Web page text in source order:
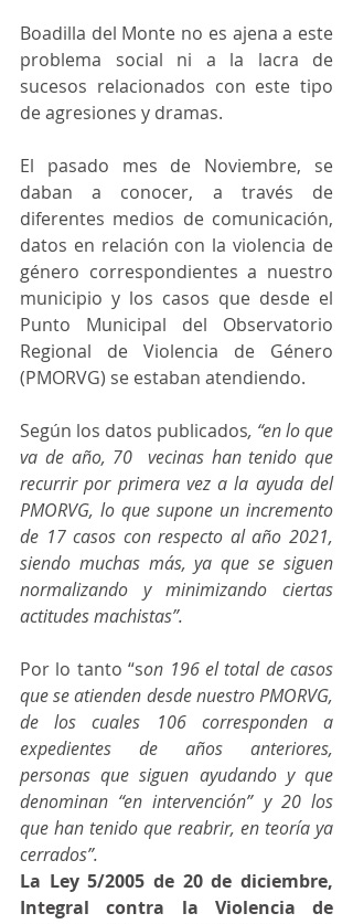
Boadilla del Monte no es ajena a este
problema social ni a la lacra de
sucesos relacionados con este tipo
de agresiones y dramas.
El pasado mes de Noviembre, se
daban a conocer, a través de
diferentes medios de comunicación,
datos en relación con la violencia de
género correspondientes a nuestro
municipio y los casos que desde el
Punto Municipal del Observatorio
Regional de Violencia de Género
(PMORVG) se estaban atendiendo.
Según los datos publicados, “en lo que
va de año, 70  vecinas han tenido que
recurrir por primera vez a la ayuda del
PMORVG, lo que supone un incremento
de 17 casos con respecto al año 2021,
siendo muchas más, ya que se siguen
normalizando y minimizando ciertas
actitudes machistas”.
Por lo tanto “son 196 el total de casos
que se atienden desde nuestro PMORVG,
de los cuales 106 corresponden a
expedientes de años anteriores,
personas que siguen ayudando y que
denominan “en intervención” y 20 los
que han tenido que reabrir, en teoría ya
cerrados”.
La Ley 5/2005 de 20 de diciembre,
Integral contra la Violencia de